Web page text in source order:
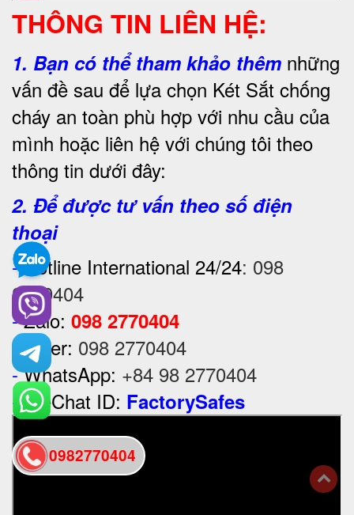
THÔNG TIN LIÊN HỆ:
1. Bạn có thể tham khảo thêm những
vấn đề sau để lựa chọn Két Sắt chống
cháy an toàn phù hợp với nhu cầu của
mình hoặc liên hệ với chúng tôi theo
thông tin dưới đây:
2. Để được tư vấn theo số điện
thoại
- Hotline International 24/24: 098
2770404
- Zalo: 098 2770404
- Viber: 098 2770404
- WhatsApp: +84 98 2770404
- WeChat ID: FactorySafes
0982770404